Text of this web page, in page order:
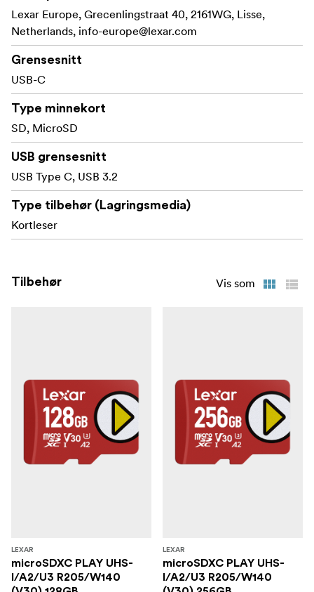
Reader er liten og kompakt for fotografer og videografer
på farten, slik at du kan putte den i lommen og ta den
med deg.
Grundig testet
omfattende testing i Lexar Quality Labs, anlegg med mer
enn 1 100 digitale enheter, for å sikre ytelse, kvalitet,
kompatibilitet og pålitelighet.
Lexar Europe, Grecenlingstraat 40, 2161WG, Lisse,
Netherlands, info-europe@lexar.com
Grensesnitt
USB-C
Type minnekort
SD, MicroSD
USB grensesnitt
USB Type C, USB 3.2
Type tilbehør (Lagringsmedia)
Kortleser
Tilbehør Vis som
LEXAR
microSDXC PLAY UHS-
I/A2/U3 R205/W140
LEXAR
microSDXC PLAY UHS-
I/A2/U3 R205/W140